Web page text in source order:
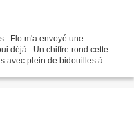
. Flo m'a envoyé une
déjà . Un chiffre rond cette
avec plein de bidouilles à